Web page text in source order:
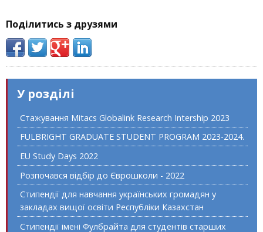
Поділитись з друзями
У розділі
Стажування Mitacs Globalink Research Intership 2023
FULBRIGHT GRADUATE STUDENT PROGRAM 2023-2024.
EU Study Days 2022
Розпочався відбір до Єврошколи - 2022
Стипендії для навчання українських громадян у
закладах вищої освіти Республіки Казахстан
Стипендії імені Фулбрайта для студентів старших